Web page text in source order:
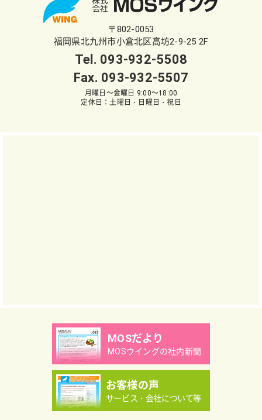
〒802-0053
福岡県北九州市小倉北区高坊2-9-25 2F
Tel. 093-932-5508
Fax. 093-932-5507
月曜日～金曜日 9:00～18:00
定休日：土曜日・日曜日・祝日
MOSだより
MOSウイングの社内新聞
お客様の声
サービス・会社について等